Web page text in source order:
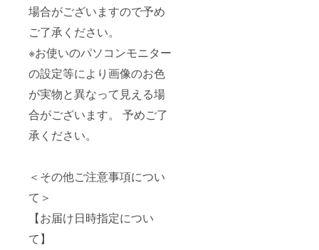
場合がございますので予め
ご了承ください。
※お使いのパソコンモニター
の設定等により画像のお色
が実物と異なって見える場
合がございます。 予めご了
承ください。
＜その他ご注意事項につい
て＞
【お届け日時指定につい
て】